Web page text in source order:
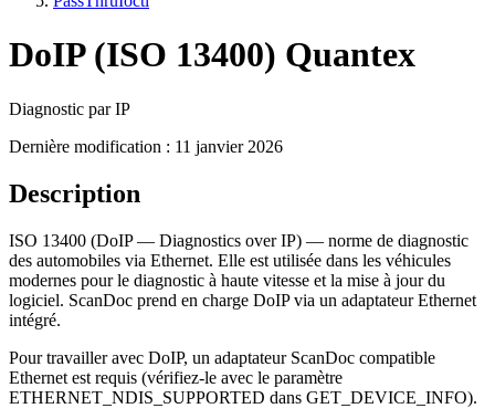
DoIP (ISO 13400) Quantex
Diagnostic par IP
Dernière modification : 11 janvier 2026
Description
ISO 13400 (DoIP — Diagnostics over IP) — norme de diagnostic
des automobiles via Ethernet. Elle est utilisée dans les véhicules
modernes pour le diagnostic à haute vitesse et la mise à jour du
logiciel. ScanDoc prend en charge DoIP via un adaptateur Ethernet
intégré.
Pour travailler avec DoIP, un adaptateur ScanDoc compatible
Ethernet est requis (vérifiez-le avec le paramètre
ETHERNET_NDIS_SUPPORTED dans GET_DEVICE_INFO).